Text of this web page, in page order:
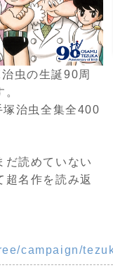
虫の生誕90周
治虫全集全400
だ読めていない
超名作を読み返
campaign/